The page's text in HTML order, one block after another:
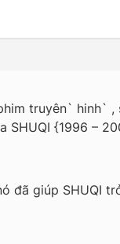
truyên` hinh`
SHUQI {1996 –
đã giúp SHUQI